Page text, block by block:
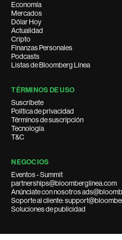
Economía
Mercados
Dólar Hoy
Actualidad
Cripto
Finanzas Personales
Podcasts
Listas de Bloomberg Línea
TÉRMINOS DE USO
Suscríbete
Política de privacidad
Términos de suscripción
Tecnología
T&C
NEGOCIOS
Eventos - Summit
partnerships@bloomberglinea.com
Anúnciate con nosotros
Soporte al cliente:
Soluciones de publicidad